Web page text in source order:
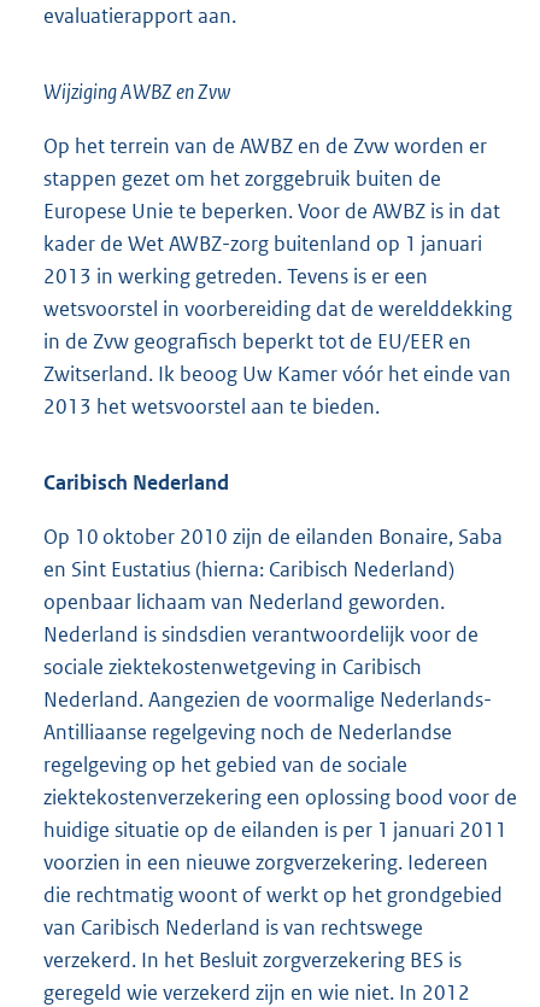
evaluatierapport aan.
Wijziging AWBZ en Zvw
Op het terrein van de AWBZ en de Zvw worden er
stappen gezet om het zorggebruik buiten de
Europese Unie te beperken. Voor de AWBZ is in dat
kader de Wet AWBZ-zorg buitenland op 1 januari
2013 in werking getreden. Tevens is er een
wetsvoorstel in voorbereiding dat de werelddekking
in de Zvw geografisch beperkt tot de EU/EER en
Zwitserland. Ik beoog Uw Kamer vóór het einde van
2013 het wetsvoorstel aan te bieden.
Caribisch Nederland
Op 10 oktober 2010 zijn de eilanden Bonaire, Saba
en Sint Eustatius (hierna: Caribisch Nederland)
openbaar lichaam van Nederland geworden.
Nederland is sindsdien verantwoordelijk voor de
sociale ziektekostenwetgeving in Caribisch
Nederland. Aangezien de voormalige Nederlands-
Antilliaanse regelgeving noch de Nederlandse
regelgeving op het gebied van de sociale
ziektekostenverzekering een oplossing bood voor de
huidige situatie op de eilanden is per 1 januari 2011
voorzien in een nieuwe zorgverzekering. Iedereen
die rechtmatig woont of werkt op het grondgebied
van Caribisch Nederland is van rechtswege
verzekerd. In het Besluit zorgverzekering BES is
geregeld wie verzekerd zijn en wie niet. In 2012